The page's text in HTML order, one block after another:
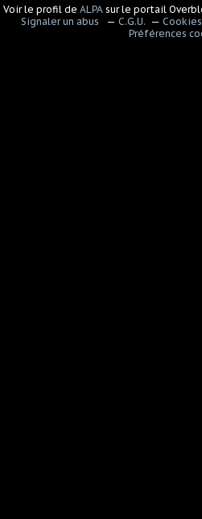
Voir le profil de ALPA sur le portail
Signaler un abus
C.G.U.
Préférences